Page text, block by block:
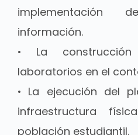
implementación
información.
• La
laboratorios en el
• La ejecución del
infraestructura
población estudiantil.